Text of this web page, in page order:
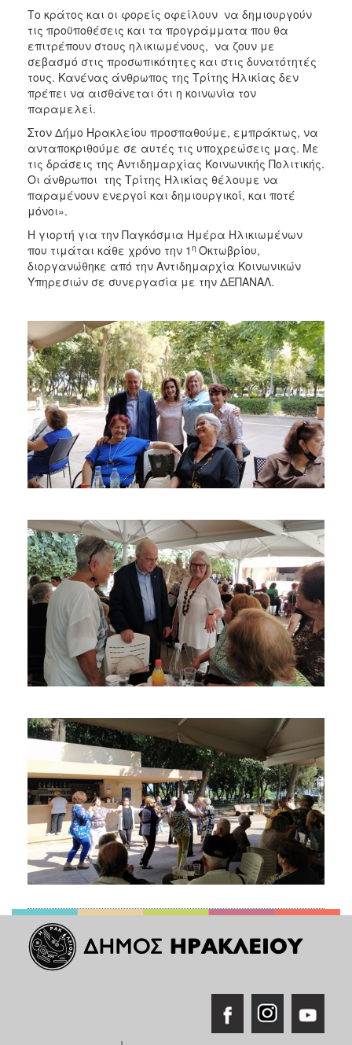
Το κράτος και οι φορείς οφείλουν να δημιουργούν
τις προϋποθέσεις και τα προγράμματα που θα
επιτρέπουν στους ηλικιωμένους, να ζουν με
σεβασμό στις προσωπικότητες και στις δυνατότητές
τους. Κανένας άνθρωπος της Τρίτης Ηλικίας δεν
πρέπει να αισθάνεται ότι η κοινωνία τον
παραμελεί.
Στον Δήμο Ηρακλείου προσπαθούμε, εμπράκτως, να
ανταποκριθούμε σε αυτές τις υποχρεώσεις μας. Με
τις δράσεις της Αντιδημαρχίας Κοινωνικής Πολιτικής.
Οι άνθρωποι της Τρίτης Ηλικίας θέλουμε να
παραμένουν ενεργοί και δημιουργικοί, και ποτέ
μόνοι».
Η γιορτή για την Παγκόσμια Ημέρα Ηλικιωμένων
που τιμάται κάθε χρόνο την 1 η Οκτωβρίου,
διοργανώθηκε από την Αντιδημαρχία Κοινωνικών
Υπηρεσιών σε συνεργασία με την ΔΕΠΑΝΑΛ.